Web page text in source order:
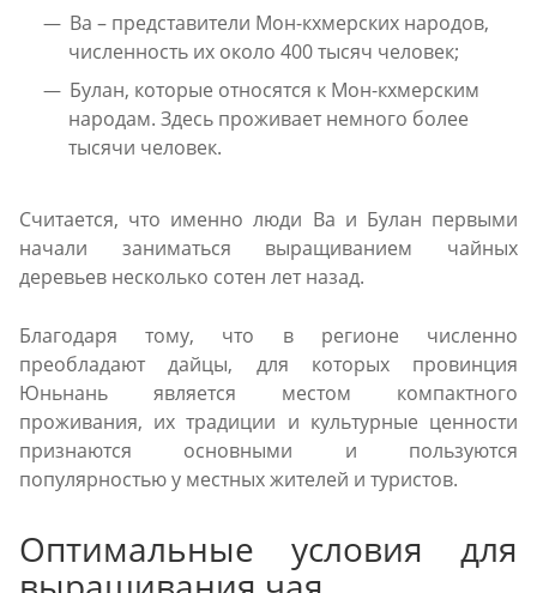
Ва – представители Мон-кхмерских народов,
численность их около 400 тысяч человек;
Булан, которые относятся к Мон-кхмерским
народам. Здесь проживает немного более
тысячи человек.
Считается, что именно люди Ва и Булан первыми
начали заниматься выращиванием чайных
деревьев несколько сотен лет назад.
Благодаря тому, что в регионе численно
преобладают дайцы, для которых провинция
Юньнань является местом компактного
проживания, их традиции и культурные ценности
признаются основными и пользуются
популярностью у местных жителей и туристов.
Оптимальные условия для